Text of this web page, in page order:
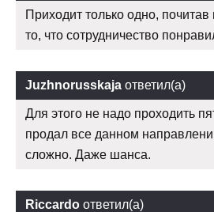
Приходит только одно,
то, что сотрудничество
Juzhnorusskaja ответил(а)
Для этого не надо проходить
продал все данном
сложно. Даже шанса.
Riccardo ответил(а)